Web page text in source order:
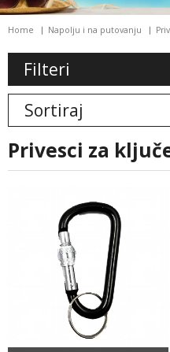
Home Napolju i na putovanju
Filteri
Sortiraj
privesci za